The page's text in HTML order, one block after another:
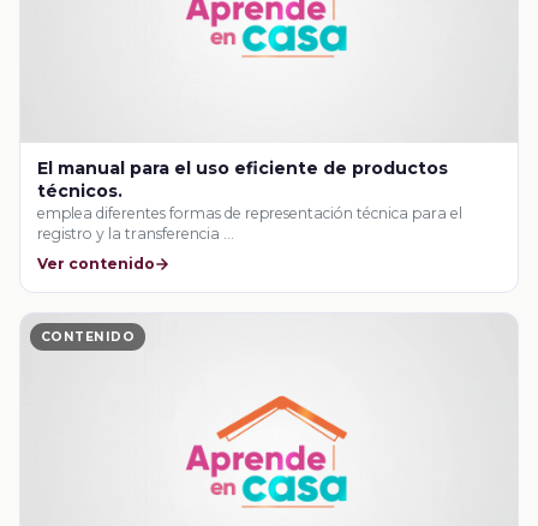
El manual para el uso eficiente de productos
técnicos.
emplea diferentes formas de representación técnica para el
registro y la transferencia …
Ver contenido
CONTENIDO